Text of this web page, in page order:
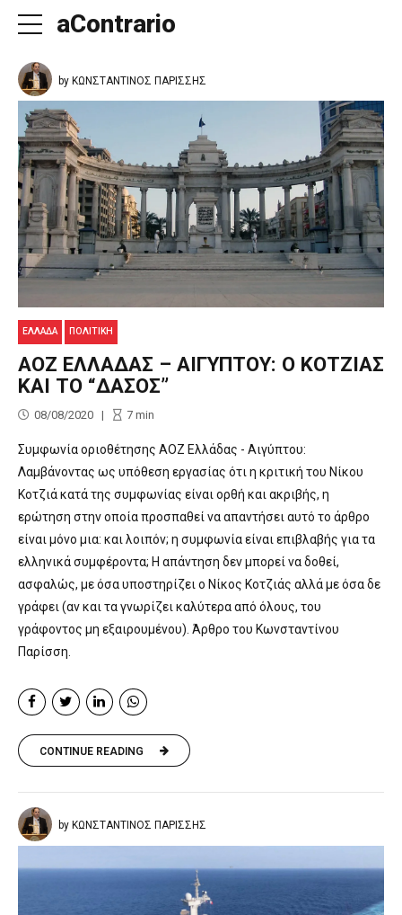
aContrario
by ΚΩΝΣΤΑΝΤΙΝΟΣ ΠΑΡΙΣΣΗΣ
ΕΛΛΑΔΑ ΠΟΛΙΤΙΚΉ
ΑΟΖ ΕΛΛΑΔΑΣ – ΑΙΓΥΠΤΟΥ: Ο ΚΟΤΖΙΑΣ
ΚΑΙ ΤΟ “ΔΑΣΟΣ”
08/08/2020 7min
Συμφωνία οριοθέτησης ΑΟΖ Ελλάδας - Αιγύπτου:
Λαμβάνοντας ως υπόθεση εργασίας ότι η κριτική του Νίκου
Κοτζιά κατά της συμφωνίας είναι ορθή και ακριβής, η
ερώτηση στην οποία προσπαθεί να απαντήσει αυτό το άρθρο
είναι μόνο μια: και λοιπόν; η συμφωνία είναι επιβλαβής για τα
ελληνικά συμφέροντα; Η απάντηση δεν μπορεί να δοθεί,
ασφαλώς, με όσα υποστηρίζει ο Νίκος Κοτζιάς αλλά με όσα δε
γράφει (αν και τα γνωρίζει καλύτερα από όλους, του
γράφοντος μη εξαιρουμένου). Άρθρο του Κωνσταντίνου
Παρίσση.
CONTINUE READING
by ΚΩΝΣΤΑΝΤΙΝΟΣ ΠΑΡΙΣΣΗΣ